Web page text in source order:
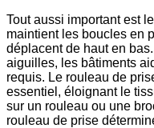
Tout aussi important est
maintient les boucles en
déplacent de haut en
aiguilles, les bâtiments
requis. Le rouleau de
essentiel, éloignant le
sur un rouleau ou une
rouleau de prise